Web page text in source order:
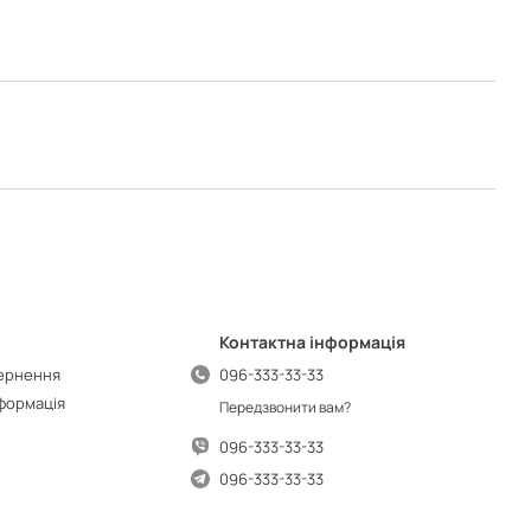
Контактна інформація
096-333-33-33
Передзвонити вам?
096-333-33-33
096-333-33-33